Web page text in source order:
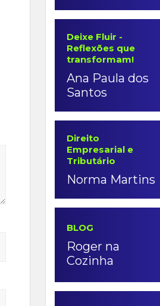
Deixe Fluir -
Reflexões que
transformam!
Ana Paula dos
Santos
Direito
Empresarial e
Tributário
Norma Martins
BLOG
Roger na
Cozinha